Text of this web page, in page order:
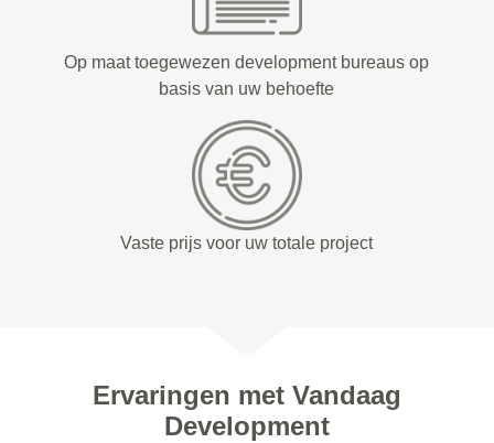
Op maat toegewezen development bureaus op
basis van uw behoefte
Vaste prijs voor uw totale project
Ervaringen met Vandaag
Development